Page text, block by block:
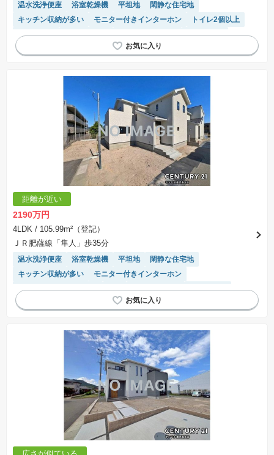
温水洗浄便座 浴室乾燥機 平坦地
閑静な住宅地
キッチン収納が多い
モニター付きインターホン
トイレ2個以上
窓付き浴室
対面キッチン システムキッチン
陽当り良好
オール電化
IHクッキングヒーター
距離が近い
2190万円
4LDK / 105.99m²（登記）
ＪＲ肥薩線「隼人」歩35分
温水洗浄便座 浴室乾燥機 平坦地
閑静な住宅地
キッチン収納が多い
モニター付きインターホン
接面道路の幅が６m以上
WIC トイレ2個以上
窓付き浴室
対面キッチン
システムキッチン 陽当り良好